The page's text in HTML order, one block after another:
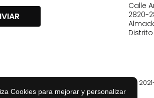
Cookies para mejorar y personalizar
Calle
2820-
©